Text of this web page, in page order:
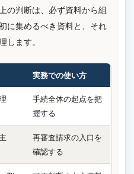
の判断は、必ず資料から組
に集めるべき資料と、それ
します。
実務での使い方
手続全体の起点を把
握する
再審査請求の入口を
確認する